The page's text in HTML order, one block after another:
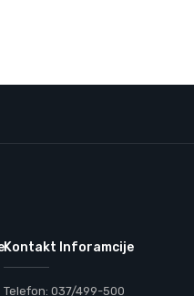
Kontakt Inforamcije
Telefon: 037/499-500